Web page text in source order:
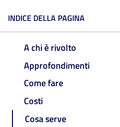
INDICE DELLA PAGINA
A chi è rivolto
Approfondimenti
Come fare
Costi
Cosa serve